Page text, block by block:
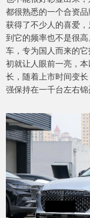
都很熟悉的一个合资
获得了不少人的喜爱
到它的频率也不是很
车，专为国人而来的
初就让人眼前一亮，
长，随着上市时间变
强保持在一千台左右